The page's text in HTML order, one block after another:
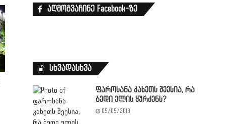
აღმოგვაჩინე Facebook-ზე
სხვადასხვა
ფაროსანა კახეთს შეესია, რა
ბედი ელის ყურძენს?
05/05/2018